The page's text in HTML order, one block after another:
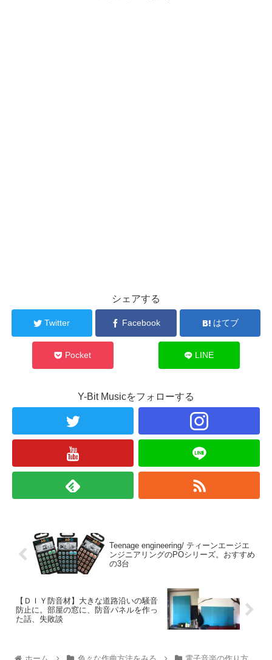
シェアする
Twitter Facebook はてブ
Pocket LINE
Y-Bit Musicをフォローする
Teenage engineering/ ティーンエージエ
ンジニアリングのPOシリーズ。おすすめ
の3台
【ＤＩＹ防音材】大きな道路沿いの騒音
防止に。部屋の窓に、防音パネルを作っ
た話、失敗談